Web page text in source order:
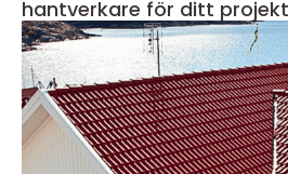
hantverkare för ditt projekt